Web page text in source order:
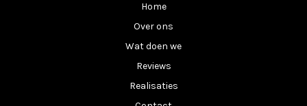
Home
Over ons
Wat doen we
Reviews
Realisaties